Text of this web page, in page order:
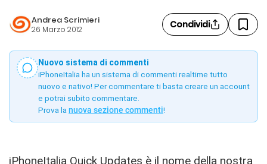
Andrea Scrimieri
26 Marzo 2012 Condividi
Nuovo sistema di commenti
iPhoneItalia ha un sistema di commenti realtime tutto
nuovo e nativo! Per commentare ti basta creare un account
e potrai subito commentare.
Prova la nuova sezione commenti!
iPhoneItalia Quick Updates è il nome della nostra